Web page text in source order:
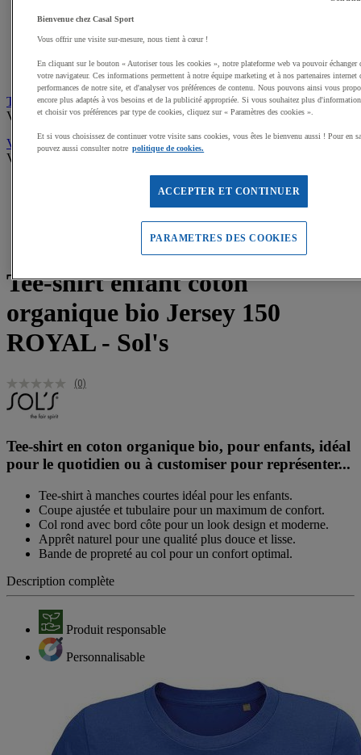
Maillots de bain, combinaisons de natation
Polos de sport
Vestes de sport
Pantalons, Collants de sport
Tee-shirts personnalisables
Voir tous les produits
Vêtements, tenues Gardien multisports
Voir tous les produits
Tee-shirt enfant coton
organique bio Jersey 150
ROYAL - Sol's
(0)
Tee-shirt en coton organique bio, pour enfants, idéal
pour le quotidien ou à customiser pour représenter...
Tee-shirt à manches courtes idéal pour les enfants.
Coupe ajustée et tubulaire pour un maximum de confort.
Col rond avec bord côte pour un look design et moderne.
Apprêt naturel pour une qualité plus douce et lisse.
Bande de propreté au col pour un confort optimal.
Description complète
Produit responsable
Personnalisable
Bienvenue chez Casal Sport
Vous offrir une visite sur-mesure, nous tient à cœur !
En cliquant sur le bouton « Autoriser tous les cookies », notre plateforme web va pouvoir échanger
votre navigateur. Ces informations permettent à notre équipe marketing et à nos partenaires internet
performances de notre site, et d'analyser vos préférences de contenu. Nous pouvons ainsi vous
encore plus adaptés à vos besoins et de la publicité appropriée. Si vous souhaitez plus
et choisir vos préférences par type de cookies, cliquez sur « Paramètres des cookies ».
Et si vous choisissez de continuer votre visite sans cookies, vous êtes le bienvenu aussi ! Pour en
pouvez aussi consulter notre politique de cookies.
ACCEPTER ET CONTINUER
PARAMETRES DES COOKIES